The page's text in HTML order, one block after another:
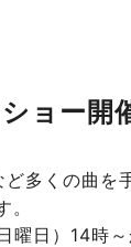
ョー開
多くの曲
曜日）14時～